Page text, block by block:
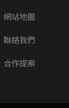
網站地圖
聯絡我們
合作提案